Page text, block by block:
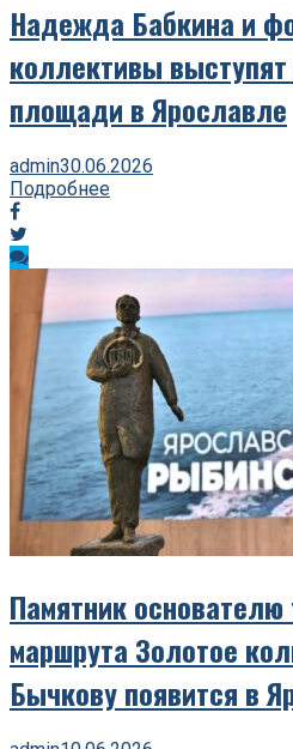
Надежда Бабкина и
коллективы
площади в Ярославле
admin30.06.2026
Подробнее
Памятник основателю
маршрута Золотое
Бычкову появится в